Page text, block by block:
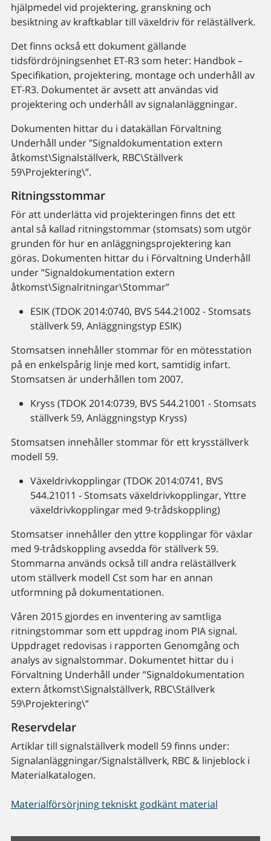
hjälpmedel vid projektering, granskning och
besiktning av kraftkablar till växeldriv för reläställverk.
Det finns också ett dokument gällande
tidsfördröjningsenhet ET-R3 som heter: Handbok –
Specifikation, projektering, montage och underhåll av
ET-R3. Dokumentet är avsett att användas vid
projektering och underhåll av signalanläggningar.
Dokumenten hittar du i datakällan Förvaltning
Underhåll under ”Signaldokumentation extern
åtkomst\Signalställverk, RBC\Ställverk
59\Projektering\”.
Ritningsstommar
För att underlätta vid projekteringen finns det ett
antal så kallad ritningstommar (stomsats) som utgör
grunden för hur en anläggningsprojektering kan
göras. Dokumenten hittar du i Förvaltning Underhåll
under ”Signaldokumentation extern
åtkomst\Signalritningar\Stommar”
ESIK (TDOK 2014:0740, BVS 544.21002 - Stomsats
ställverk 59, Anläggningstyp ESIK)
Stomsatsen innehåller stommar för en mötesstation
på en enkelspårig linje med kort, samtidig infart.
Stomsatsen är underhållen tom 2007.
Kryss (TDOK 2014:0739, BVS 544.21001 - Stomsats
ställverk 59, Anläggningstyp Kryss)
Stomsatsen innehåller stommar för ett krysställverk
modell 59.
Växeldrivkopplingar (TDOK 2014:0741, BVS
544.21011 - Stomsats växeldrivkopplingar, Yttre
växeldrivkopplingar med 9-trådskoppling)
Stomsatser innehåller den yttre kopplingar för växlar
med 9-trådskoppling avsedda för ställverk 59.
Stommarna används också till andra reläställverk
utom ställverk modell Cst som har en annan
utformning på dokumentationen.
Våren 2015 gjordes en inventering av samtliga
ritningstommar som ett uppdrag inom PIA signal.
Uppdraget redovisas i rapporten Genomgång och
analys av signalstommar. Dokumentet hittar du i
Förvaltning Underhåll under ”Signaldokumentation
extern åtkomst\Signalställverk, RBC\Ställverk
59\Projektering\”
Reservdelar
Artiklar till signalställverk modell 59 finns under:
Signalanläggningar/Signalställverk, RBC & linjeblock i
Materialkatalogen.
Materialförsörjning tekniskt godkänt material